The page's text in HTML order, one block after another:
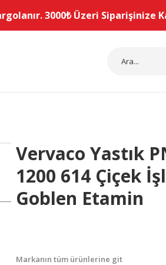
3000₺ Üzeri Siparişinize
Vervaco Yastık
1200 614 Çiçek
Goblen Etamin
Markanın tüm ürünlerine git